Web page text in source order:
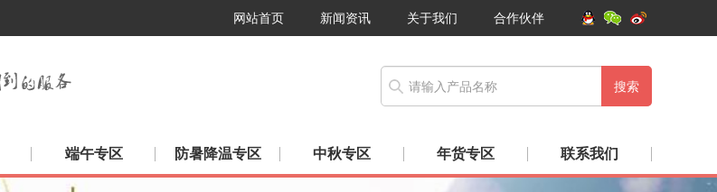
网站首页 新闻资讯 关于我们 合作伙伴
搜索
端午专区 防暑降温专区 中秋专区 年货专区 联系我们